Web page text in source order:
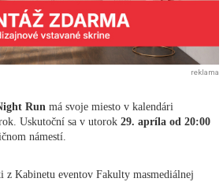
reklama
Run má svoje miesto v kalendári
Uskutoční sa v utorok 29. apríla od 20:00
námestí.
z Kabinetu eventov Fakulty masmediálnej